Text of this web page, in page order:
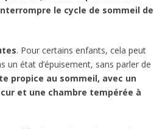
le cycle de sommeil de
. Pour certains enfants, cela peut
un état d’épuisement, sans parler de
propice au sommeil, avec un
et une chambre tempérée à